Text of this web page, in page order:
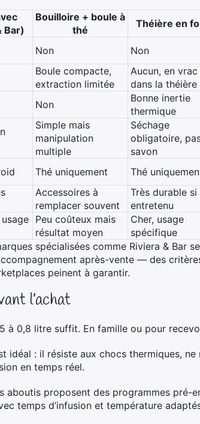
Bar)
Bouilloire + boule à
thé
Théière en
Non Non
Boule compacte,
extraction limitée
Aucun, en vrac
dans la théière
Non
Bonne inertie
thermique
Simple mais
manipulation
multiple
Séchage
obligatoire,
savon
Thé uniquement Thé
Accessoires à
remplacer souvent
Très durable si
entretenu
Peu coûteux mais
résultat moyen
Cher, usage
spécifique
spécialisées comme Riviera & Bar
après-vente — des
peinent à garantir.
l’achat
à 0,8 litre suffit. En famille ou pour
idéal : il résiste aux chocs thermiques,
en temps réel.
aboutis proposent des programmes pré-
temps d’infusion et température